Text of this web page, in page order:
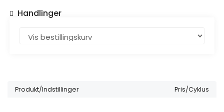
Handlinger
Produkt/Indstillinger Pris/Cyklus